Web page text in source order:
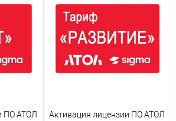
ПО АТОЛ
Активация лицензии ПО АТОЛ